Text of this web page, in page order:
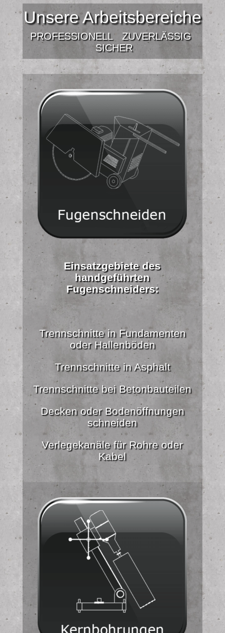
Unsere Arbeitsbereiche
PROFESSIONELLZUVERLÄSSIG
SICHER
Einsatzgebiete des
handgeführten
Fugenschneiders:
Trennschnitte in Fundamenten
oder Hallenböden
Trennschnitte in Asphalt
Trennschnitte bei Betonbauteilen
Decken oder Bodenöffnungen
schneiden
Verlegekanäle für Rohre oder
Kabel